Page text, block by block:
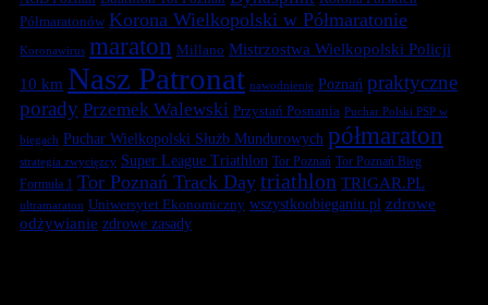
Półmaratonów Korona Wielkopolski w Półmaratonie
Koronawirus maraton Millano Mistrzostwa Wielkopolski Policji
10 km Nasz Patronat nawodnienie Poznań praktyczne
porady Przemek Walewski Przystań Posnania Puchar Polski PSP w
biegach Puchar Wielkopolski Służb Mundurowych półmaraton
strategia zwycięzcy Super League Triathlon Tor Poznań Tor Poznań Bieg
Formuła 1 Tor Poznań Track Day triathlon TRIGAR.PL
ultramaraton Uniwersytet Ekonomiczny wszystkoobieganiu.pl zdrowe
odżywianie zdrowe zasady